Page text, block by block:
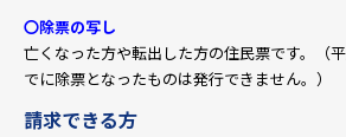
〇除票の写し
亡くなった方や転出した方の住民票です。（
でに除票となったものは発行できません。）
請求できる方